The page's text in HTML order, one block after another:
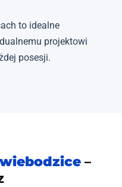
to idealne
projektowi
posesji.
–